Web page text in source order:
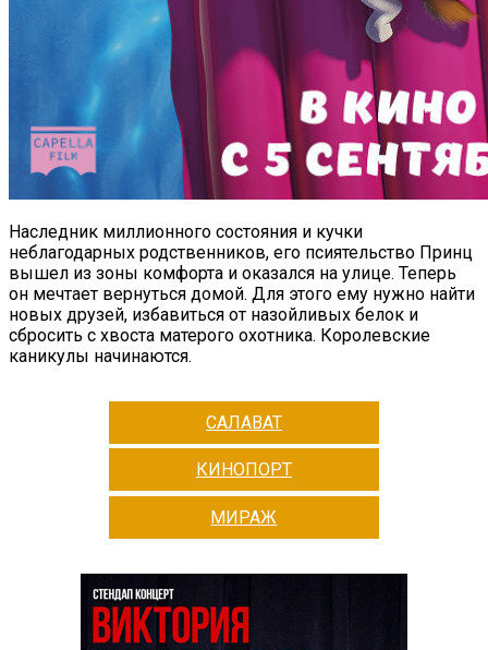
Наследник миллионного состояния и кучки
неблагодарных родственников, его псиятельство Принц
вышел из зоны комфорта и оказался на улице. Теперь
он мечтает вернуться домой. Для этого ему нужно найти
новых друзей, избавиться от назойливых белок и
сбросить с хвоста матерого охотника. Королевские
каникулы начинаются.
САЛАВАТ
КИНОПОРТ
МИРАЖ